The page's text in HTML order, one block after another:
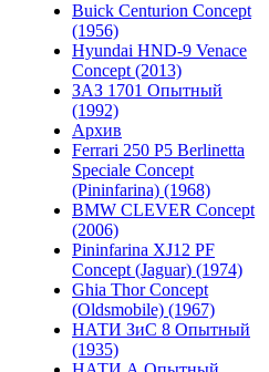
Buick Centurion Concept
(1956)
Hyundai HND-9 Venace
Concept (2013)
ЗАЗ 1701 Опытный
(1992)
Архив
Ferrari 250 P5 Berlinetta
Speciale Concept
(Pininfarina) (1968)
BMW CLEVER Concept
(2006)
Pininfarina XJ12 PF
Concept (Jaguar) (1974)
Ghia Thor Concept
(Oldsmobile) (1967)
НАТИ ЗиС 8 Опытный
(1935)